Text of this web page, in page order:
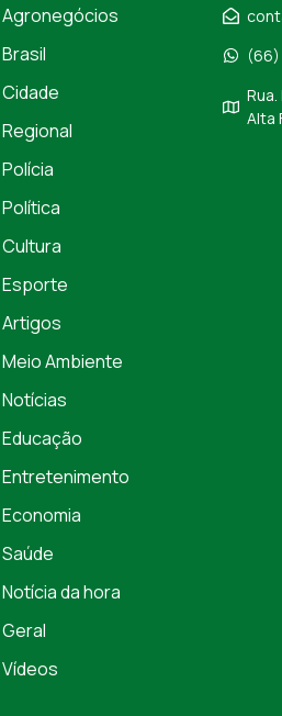
Agronegócios
Brasil
Cidade
Regional
Polícia
Política
Cultura
Esporte
Artigos
Meio Ambiente
Notícias
Educação
Entretenimento
Economia
Saúde
Notícia da hora
Geral
Vídeos
(66)
Alta